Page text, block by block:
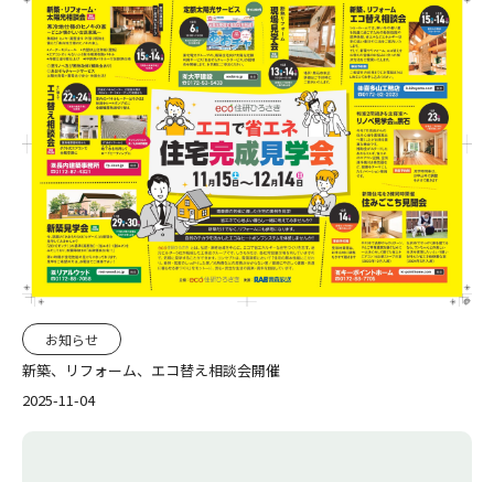
お知らせ
新築、リフォーム、エコ替え相談会開催
2025-11-04